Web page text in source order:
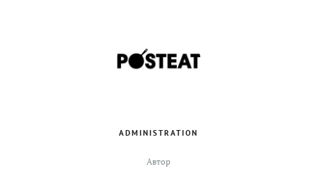
ADMINISTRATION
Автор